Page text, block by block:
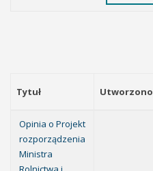
Tytuł Utworzono
Opinia o Projekt
rozporządzenia
Ministra